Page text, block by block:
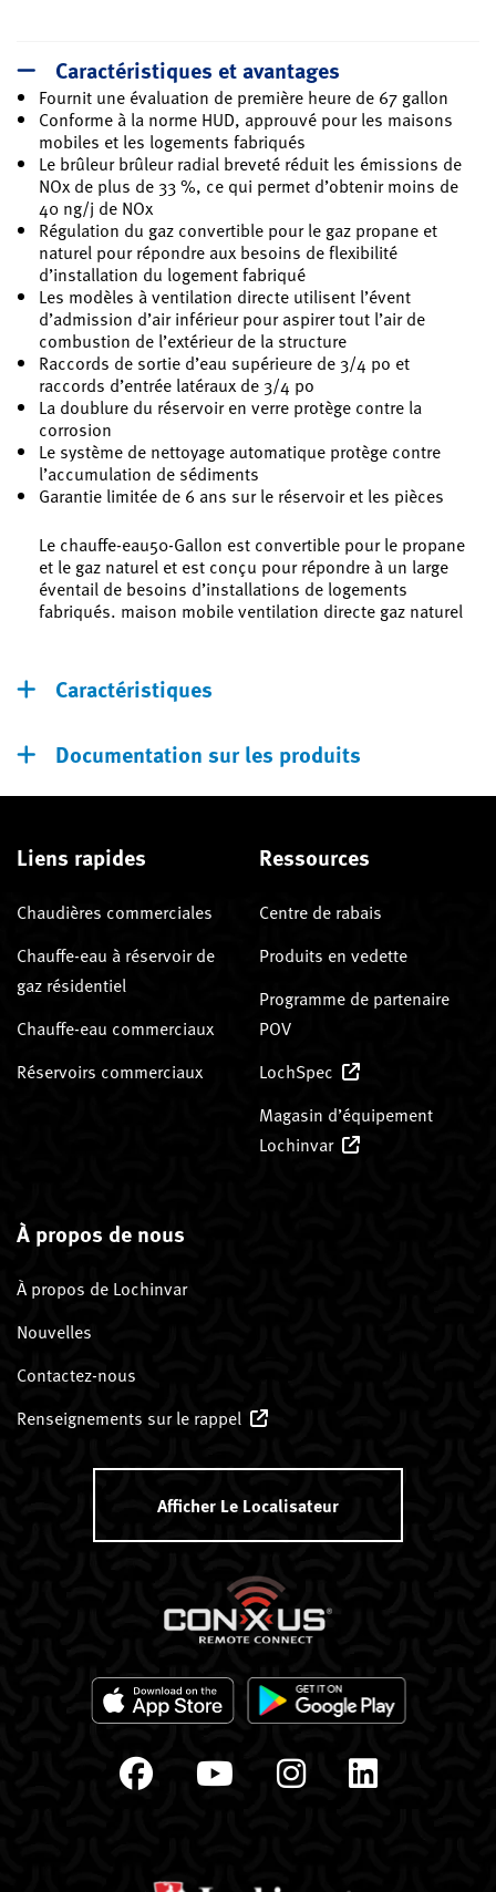
Caractéristiques et avantages
Fournit une évaluation de première heure de 67 gallon
Conforme à la norme HUD, approuvé pour les maisons
mobiles et les logements fabriqués
Le brûleur brûleur radial breveté réduit les émissions de
NOx de plus de 33 %, ce qui permet d’obtenir moins de
40 ng/j de NOx
Régulation du gaz convertible pour le gaz propane et
naturel pour répondre aux besoins de flexibilité
d’installation du logement fabriqué
Les modèles à ventilation directe utilisent l’évent
d’admission d’air inférieur pour aspirer tout l’air de
combustion de l’extérieur de la structure
Raccords de sortie d’eau supérieure de 3/4 po et
raccords d’entrée latéraux de 3/4 po
La doublure du réservoir en verre protège contre la
corrosion
Le système de nettoyage automatique protège contre
l’accumulation de sédiments
Garantie limitée de 6 ans sur le réservoir et les pièces
Le chauffe-eau50-Gallon est convertible pour le propane
et le gaz naturel et est conçu pour répondre à un large
éventail de besoins d’installations de logements
fabriqués. maison mobile ventilation directe gaz naturel
Caractéristiques
Documentation sur les produits
Liens rapides
Chaudières commerciales
Chauffe-eau à réservoir de
gaz résidentiel
Chauffe-eau commerciaux
Réservoirs commerciaux
Ressources
Centre de rabais
Produits en vedette
Programme de partenaire
POV
LochSpec
Magasin d’équipement
Lochinvar
À propos de nous
À propos de Lochinvar
Nouvelles
Contactez-nous
Renseignements sur le rappel
Afficher Le Localisateur